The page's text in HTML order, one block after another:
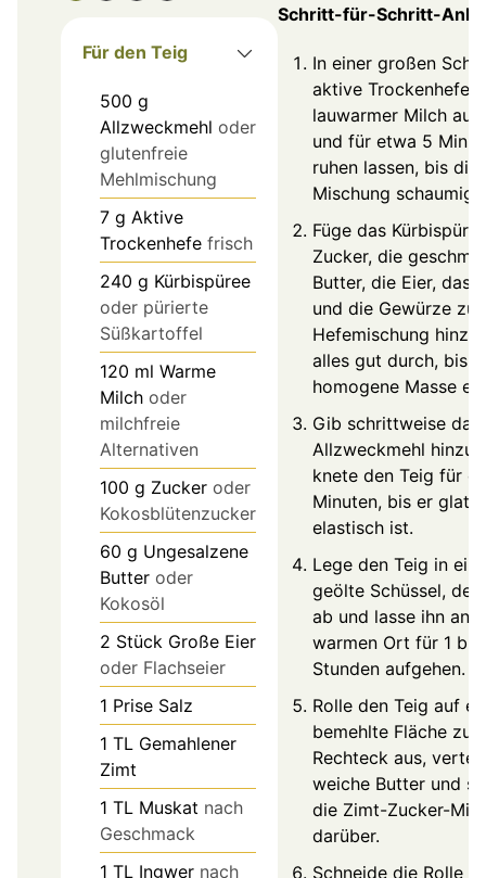
Für den Teig
500 g
Allzweckmehl oder
glutenfreie
Mehlmischung
7 g Aktive
Trockenhefe frisch
240 g Kürbispüree
oder pürierte
Süßkartoffel
120 ml Warme
Milch oder
milchfreie
Alternativen
100 g Zucker oder
Kokosblütenzucker
60 g Ungesalzene
Butter oder
Kokosöl
2 Stück Große Eier
oder Flachseier
1 Prise Salz
1 TL Gemahlener
Zimt
1 TL Muskat nach
Geschmack
1 TL Ingwer nach
Schritt-für-Schritt-
In einer großen
aktive Trockenhefe
lauwarmer Milch
und für etwa 5
ruhen lassen, bis die
Mischung schaumig
Füge das
Zucker, die
Butter, die Eier, das
und die Gewürze zur
Hefemischung hinzu.
alles gut durch, bis
homogene Masse
Gib schrittweise das
Allzweckmehl hinzu
knete den Teig für
Minuten, bis er glatt
elastisch ist.
Lege den Teig in eine
geölte Schüssel,
ab und lasse ihn an
warmen Ort für 1 bis
Stunden aufgehen.
Rolle den Teig auf
bemehlte Fläche zu
Rechteck aus,
weiche Butter und
die Zimt-Zucker-
darüber.
Schneide die Rolle in